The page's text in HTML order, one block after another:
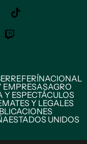
REFERÍNACIONAL
EMPRESASAGRO
Y ESPECTÁCULOS
Y LEGALES
ESTADOS UNIDOS